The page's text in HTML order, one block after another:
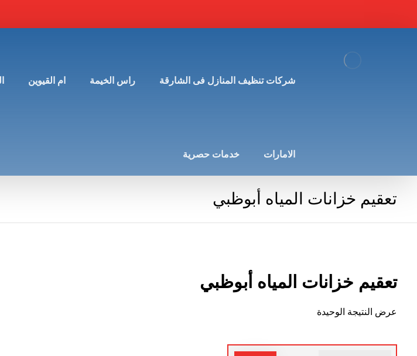
شركات تنظيف المنازل فى الشارقة راس الخيمة ام القيوين
الامارات خدمات حصرية
تعقيم خزانات المياه أبوظبي
تعقيم خزانات المياه أبوظبي
عرض النتيجة الوحيدة